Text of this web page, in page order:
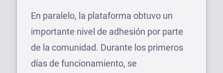
En paralelo, la plataforma obtuvo un
importante nivel de adhesión por parte
de la comunidad. Durante los primeros
días de funcionamiento, se